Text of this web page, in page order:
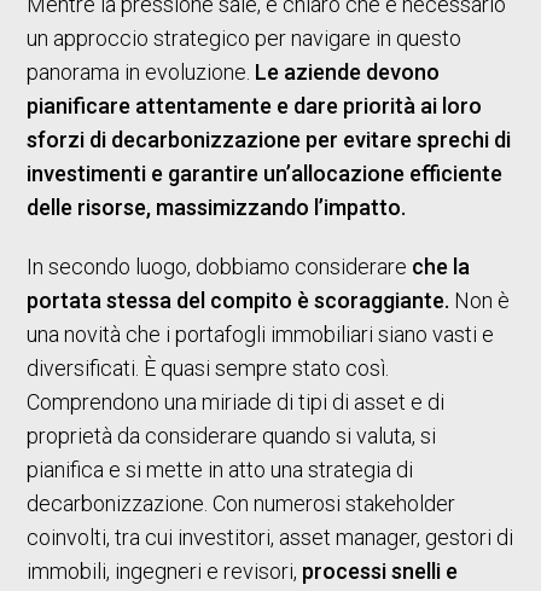
un approccio strategico per navigare in questo
panorama in evoluzione. Le aziende devono
pianificare attentamente e dare priorità ai loro
sforzi di decarbonizzazione per evitare sprechi di
investimenti e garantire un’allocazione efficiente
delle risorse, massimizzando l’impatto.
In secondo luogo, dobbiamo considerare che la
portata stessa del compito è scoraggiante. Non è
una novità che i portafogli immobiliari siano vasti e
diversificati. È quasi sempre stato così.
Comprendono una miriade di tipi di asset e di
proprietà da considerare quando si valuta, si
pianifica e si mette in atto una strategia di
decarbonizzazione. Con numerosi stakeholder
coinvolti, tra cui investitori, asset manager, gestori di
immobili, ingegneri e revisori, processi snelli e